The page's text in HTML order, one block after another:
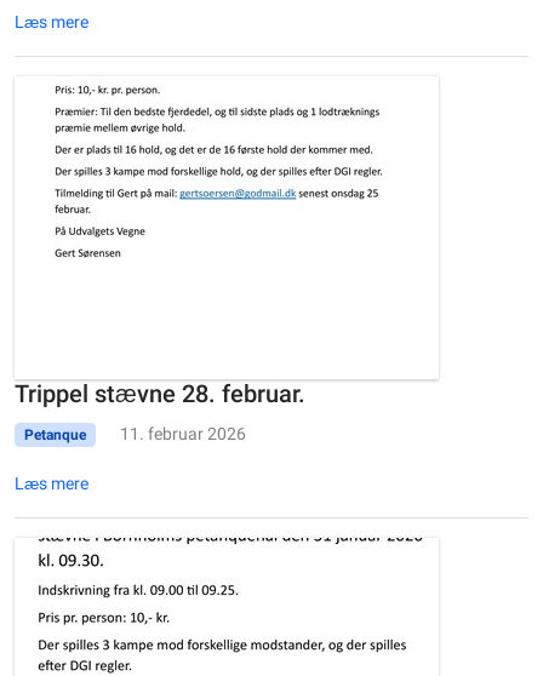
Læs mere
Trippel stævne 28. februar.
Petanque 11. februar 2026
Læs mere